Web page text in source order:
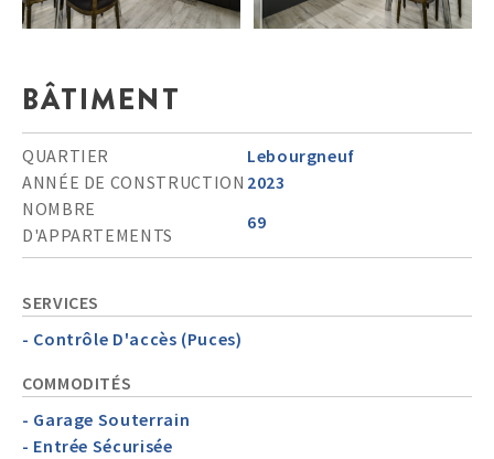
BÂTIMENT
QUARTIER
Lebourgneuf
ANNÉE DE CONSTRUCTION 2023
NOMBRE
D'APPARTEMENTS
69
SERVICES
- Contrôle D'accès (Puces)
COMMODITÉS
- Garage Souterrain
- Entrée Sécurisée